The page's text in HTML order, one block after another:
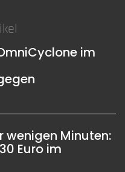
OmniCyclone im
wenigen Minuten:
Euro im